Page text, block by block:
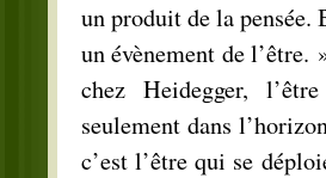
un produit de la pensée.
un évènement de l’être.
chez Heidegger,
seulement dans
c’est l’être qui se